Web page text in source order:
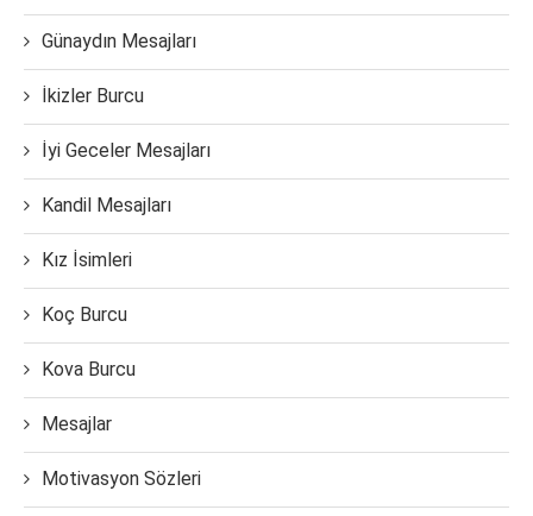
Günaydın Mesajları
İkizler Burcu
İyi Geceler Mesajları
Kandil Mesajları
Kız İsimleri
Koç Burcu
Kova Burcu
Mesajlar
Motivasyon Sözleri